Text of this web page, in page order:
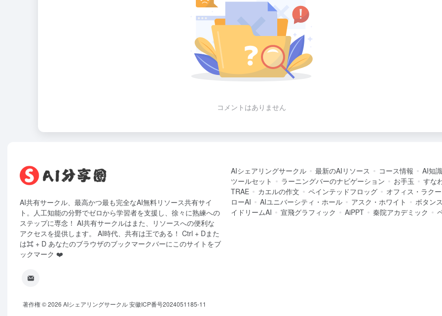
コメントはありません
AI共有サークル、最高かつ最も完全なAI無料リソース共有サイ
ト。人工知能の分野でゼロから学習者を支援し、徐々に熟練への
ステップに専念！ AI共有サークルはまた、リソースへの便利な
アクセスを提供します。 AI時代、共有は王である！ Ctrl + Dまた
は⌘ + D あなたのブラウザのブックマークバーにこのサイトをブ
ックマーク ❤️
AIシェアリングサークル 最新のAIリソース コース情報 AI知
ツールセット
ラーニングバーのナビゲーション お手玉
すな
TRAE
カエルの作文 ペインテッドフロッグ オフィス・ラク
ローAI
AIユニバーシティ・ホール アスク・ホワイト ボタン
イドリームAI
宣飛グラフィック AiPPT 秦院アカデミック
著作権 © 2026 AIシェアリングサークル安徽ICP番号2024051185-11